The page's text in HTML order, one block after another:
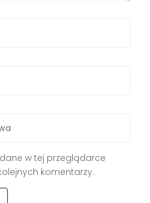
w tej przeglądarce
komentarzy.